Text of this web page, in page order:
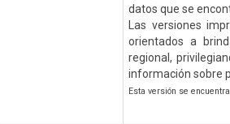
datos que se
Las versiones
orientados a
regional,
información sobre
Esta versión se